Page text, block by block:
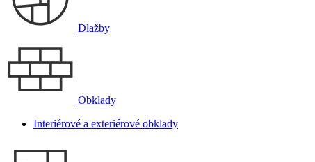
Dlažby
Obklady
Interiérové a exteriérové obklady